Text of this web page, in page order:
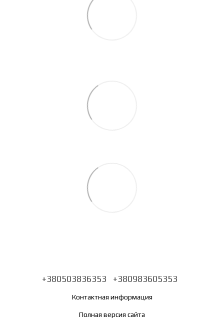
+380503836353 +380983605353
Контактная информация
Полная версия сайта